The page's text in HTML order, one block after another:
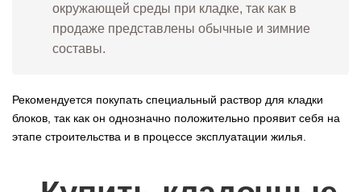
окружающей среды при кладке, так как в
продаже представлены обычные и зимние
составы.
Рекомендуется покупать специальный раствор для кладки
блоков, так как он однозначно положительно проявит себя на
этапе строительства и в процессе эксплуатации жилья.